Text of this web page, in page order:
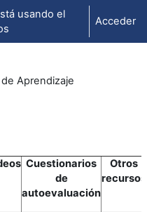
usando el
Acceder
de Aprendizaje
Cuestionarios
de
autoevaluación
Otros
recursos